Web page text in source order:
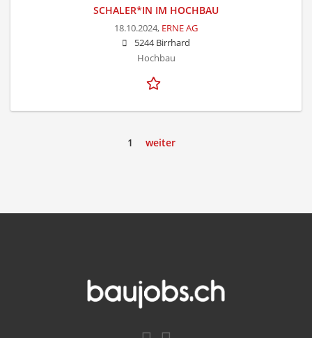
SCHALER*IN IM HOCHBAU
18.10.2024, ERNE AG
5244 Birrhard
Hochbau
1 weiter